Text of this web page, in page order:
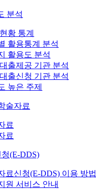
분석
황 통계
활용통계 분석
활용도 분석
출제공 기관 분석
출신청 기관 분석
높은 주제
술자료
료
료
(E-DDS)
료신청(E-DDS) 이용 방법
원 서비스 안내